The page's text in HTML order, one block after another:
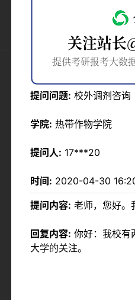
提问问题: 校外调剂咨询
学院: 热带作物学院
提问人: 17***20
时间: 2020-04-30
提问内容: 老师，您好。
回复内容: 你好：我校有
大学的关注。